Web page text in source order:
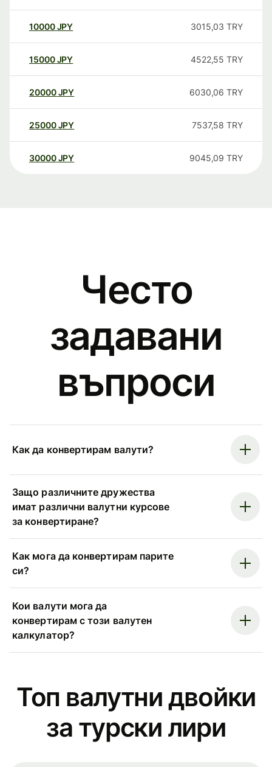
10000 JPY 3015,03 TRY
15000 JPY 4522,55 TRY
20000 JPY 6030,06 TRY
25000 JPY 7537,58 TRY
30000 JPY 9045,09 TRY
Често
задавани
въпроси
Как да конвертирам валути?
Защо различните дружества
имат различни валутни курсове
за конвертиране?
Как мога да конвертирам парите
си?
Кои валути мога да
конвертирам с този валутен
калкулатор?
Топ валутни двойки
за турски лири